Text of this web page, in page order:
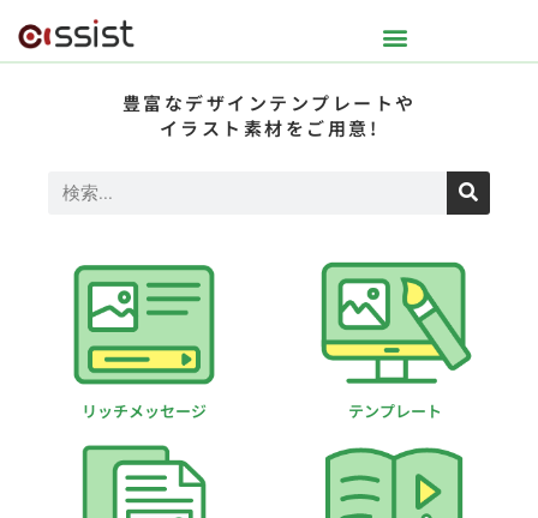
豊富なデザインテンプレートや
イラスト素材をご用意!
リッチメッセージ テンプレート